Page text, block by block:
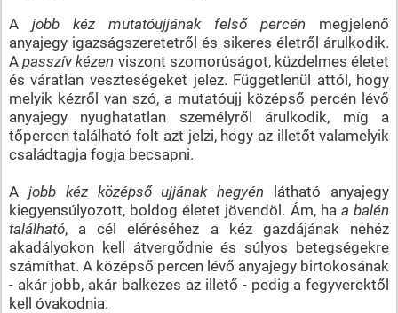
A jobb kéz mutatóujjának felső percén megjelenő
anyajegy igazságszeretetről és sikeres életről árulkodik.
A passzív kézen viszont szomorúságot, küzdelmes életet
és váratlan veszteségeket jelez. Függetlenül attól, hogy
melyik kézről van szó, a mutatóujj középső percén lévő
anyajegy nyughatatlan személyről árulkodik, míg a
tőpercen található folt azt jelzi, hogy az illetőt valamelyik
családtagja fogja becsapni.
A jobb kéz középső ujjának hegyén látható anyajegy
kiegyensúlyozott, boldog életet jövendöl. Ám, haa balén
található, a cél eléréséhez a kéz gazdájának nehéz
akadályokon kell átvergődnie és súlyos betegségekre
számíthat. A középső percen lévő anyajegy birtokosának
- akár jobb, akár balkezes az illető - pedig a fegyverektől
kell óvakodnia.